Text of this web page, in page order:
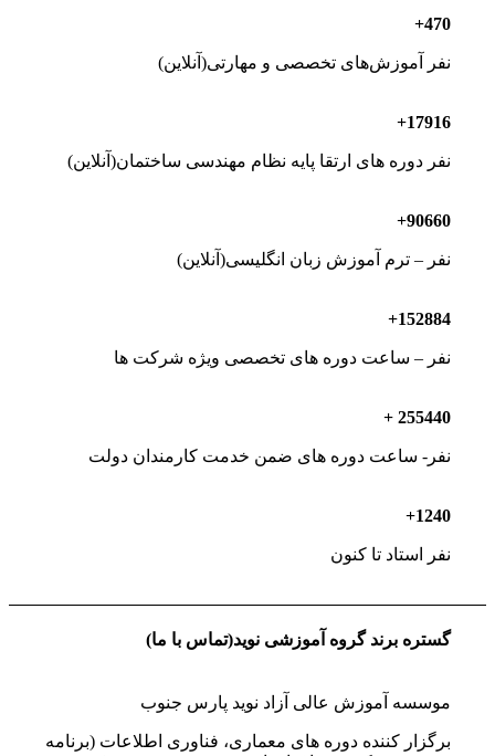
470
+
نفر آموزش‌های تخصصی و مهارتی(آنلاین)
17916
+
نفر دوره های ارتقا پایه نظام مهندسی ساختمان(آنلاین)
90660
+
نفر – ترم آموزش زبان انگلیسی(آنلاین)
152884
+
نفر – ساعت دوره های تخصصی ویژه شرکت ها
255440
+
نفر- ساعت دوره های ضمن خدمت کارمندان دولت
1240
+
نفر استاد تا کنون
گستره برند گروه آموزشی نوید(تماس با ما)
موسسه آموزش عالی آزاد نوید پارس جنوب
برگزار کننده دوره های معماری، فناوری اطلاعات (برنامه